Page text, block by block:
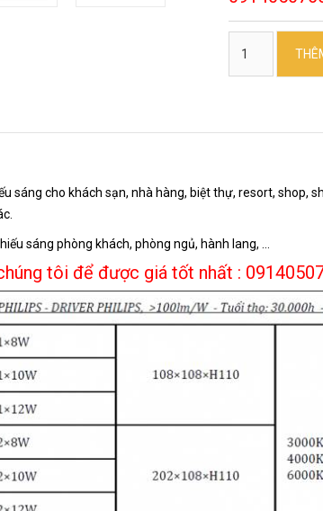
sáng cho khách sạn, nhà hàng, biệt thự, resort, shop,
sáng phòng khách, phòng ngủ, hành lang, …
tôi để được giá tốt nhất :